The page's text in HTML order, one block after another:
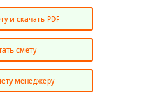
и скачать PDF
смету
менеджеру